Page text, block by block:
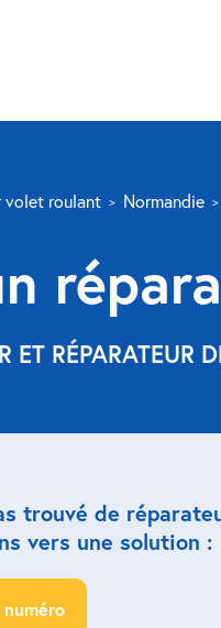
volet roulant Normandie
ET RÉPARATEUR
trouvé de
vers une solution :